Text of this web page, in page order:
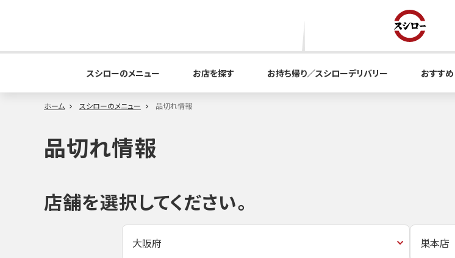
スシローのメニュー お店を探す お持ち帰り／スシローデリバリー おすすめ
ホーム スシローのメニュー 品切れ情報
品切れ情報
店舗を選択してください。